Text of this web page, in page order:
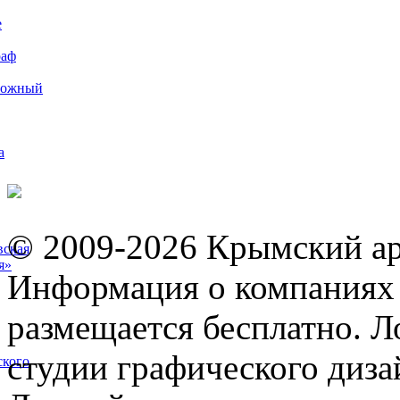
© 2009-2026 Крымский
Информация о компаниях
размещается бесплатно.
студии графического